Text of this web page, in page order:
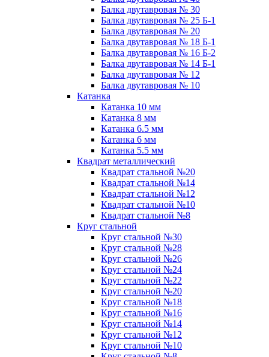
Балка двутавровая № 30
Балка двутавровая № 25 Б-1
Балка двутавровая № 20
Балка двутавровая № 18 Б-1
Балка двутавровая № 16 Б-2
Балка двутавровая № 14 Б-1
Балка двутавровая № 12
Балка двутавровая № 10
Катанка
Катанка 10 мм
Катанка 8 мм
Катанка 6.5 мм
Катанка 6 мм
Катанка 5.5 мм
Квадрат металлический
Квадрат стальной №20
Квадрат стальной №14
Квадрат стальной №12
Квадрат стальной №10
Квадрат стальной №8
Круг стальной
Круг стальной №30
Круг стальной №28
Круг стальной №26
Круг стальной №24
Круг стальной №22
Круг стальной №20
Круг стальной №18
Круг стальной №16
Круг стальной №14
Круг стальной №12
Круг стальной №10